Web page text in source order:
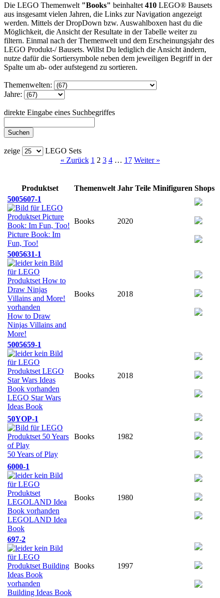
Die LEGO Themenwelt "Books" beinhaltet 410 LEGO® Bausets
aus insgesamt vielen Jahren, die Links zur Navigation angezeigt
werden. Mittels der DropDown bzw. Auswahlboxen hast du die
Möglichkeit, die Ansicht der Resultate in der Tabelle weiter zu
filtern. Einmal nach der Themenwelt und dem Erscheinungsjahr des
LEGO Produkt-/ Bausets. Willst Du lediglich die Ansicht ändern,
nutze dafür die Sortiersymbole neben dem jeweiligen Begriff in der
Spalte um ab- oder aufstegend zu sortieren.
Themenwelten:
Jahre:
direkte Eingabe eines Suchbegriffes
zeige
LEGO Sets
« Zurück 1 2 3 4 … 17 Weiter »
Produktset Themenwelt Jahr Teile Minifiguren Shops
5005607-1
Picture Book: Im
Fun, Too!
Books 2020
5005631-1
How to Draw
Ninjas Villains and
More!
Books 2018
5005659-1
LEGO Star Wars
Ideas Book
Books 2018
50YOP-1
50 Years of Play
Books 1982
6000-1
LEGOLAND Idea
Book
Books 1980
697-2
Building Ideas Book
Books 1997